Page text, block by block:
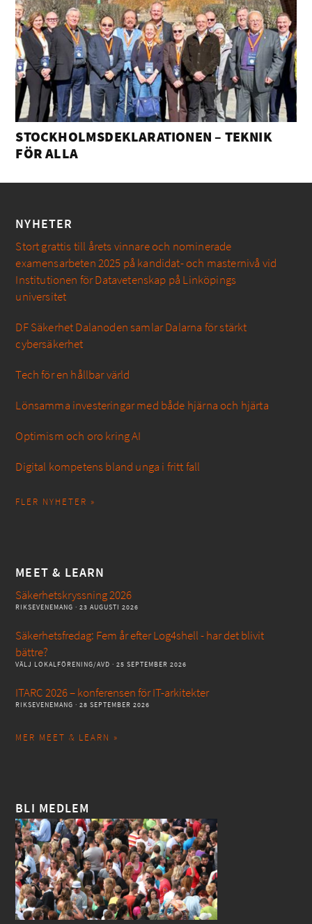
STOCKHOLMSDEKLARATIONEN – TEKNIK
FÖR ALLA
NYHETER
Stort grattis till årets vinnare och nominerade
examensarbeten 2025 på kandidat- och masternivå vid
Institutionen för Datavetenskap på Linköpings
universitet
DF Säkerhet Dalanoden samlar Dalarna för stärkt
cybersäkerhet
Tech för en hållbar värld
Lönsamma investeringar med både hjärna och hjärta
Optimism och oro kring AI
Digital kompetens bland unga i fritt fall
FLER NYHETER »
MEET & LEARN
Säkerhetskryssning 2026
RIKSEVENEMANG · 23 AUGUSTI 2026
Säkerhetsfredag: Fem år efter Log4shell - har det blivit
bättre?
VÄLJ LOKALFÖRENING/AVD · 25 SEPTEMBER 2026
ITARC 2026 – konferensen för IT-arkitekter
RIKSEVENEMANG · 28 SEPTEMBER 2026
MER MEET & LEARN »
BLI MEDLEM